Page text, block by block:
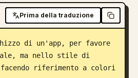
Prima della traduzione
di un'app, per favore
ma nello stile di
riferimento a colori